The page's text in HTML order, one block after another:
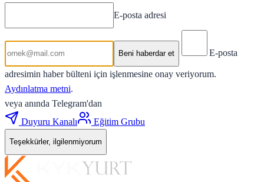
E-posta adresi
Beni haberdar et E-posta
adresimin haber bülteni için işlenmesine onay veriyorum.
Aydınlatma metni.
veya anında Telegram'dan
Duyuru Kanalı
Eğitim Grubu
Teşekkürler, ilgilenmiyorum